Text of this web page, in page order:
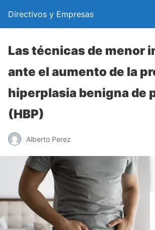
Directivos y Empresas
Las técnicas de menor
ante el aumento de la
hiperplasia benigna de
(HBP)
Alberto Perez